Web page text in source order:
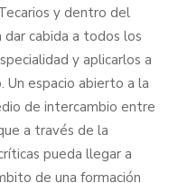
y dentro del
dar cabida a todos los
y aplicarlos a
Un espacio abierto a la
de intercambio entre
a través de la
pueda llegar a
de una formación